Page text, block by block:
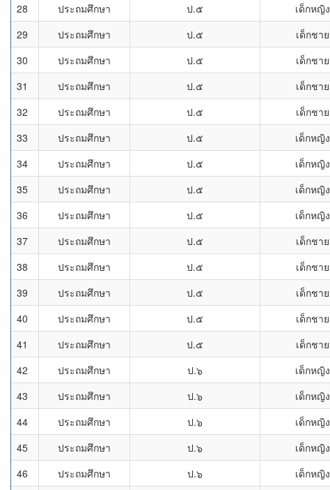
28
ประถมศึกษา ป.๕ เด็กหญิง
29
ประถมศึกษา ป.๕ เด็กชาย
30
ประถมศึกษา ป.๕ เด็กชาย
31
ประถมศึกษา ป.๕ เด็กชาย
32
ประถมศึกษา ป.๕ เด็กชาย
33
ประถมศึกษา ป.๕ เด็กหญิง
34
ประถมศึกษา ป.๕ เด็กหญิง
35
ประถมศึกษา ป.๕ เด็กหญิง
36
ประถมศึกษา ป.๕ เด็กหญิง
37
ประถมศึกษา ป.๕ เด็กชาย
38
ประถมศึกษา ป.๕ เด็กชาย
39
ประถมศึกษา ป.๕ เด็กชาย
40
ประถมศึกษา ป.๕ เด็กชาย
41
ประถมศึกษา ป.๕ เด็กชาย
42
ประถมศึกษา ป.๖ เด็กหญิง
43
ประถมศึกษา ป.๖ เด็กหญิง
44
ประถมศึกษา ป.๖ เด็กหญิง
45
ประถมศึกษา ป.๖ เด็กหญิง
46
ประถมศึกษา ป.๖ เด็กหญิง